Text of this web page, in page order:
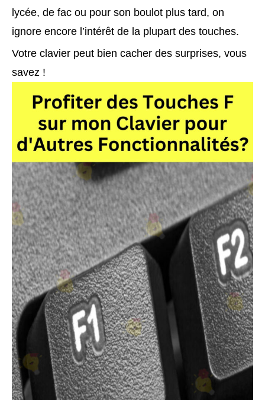
lycée, de fac ou pour son boulot plus tard, on
ignore encore l’intérêt de la plupart des touches.
Votre clavier peut bien cacher des surprises, vous
savez !